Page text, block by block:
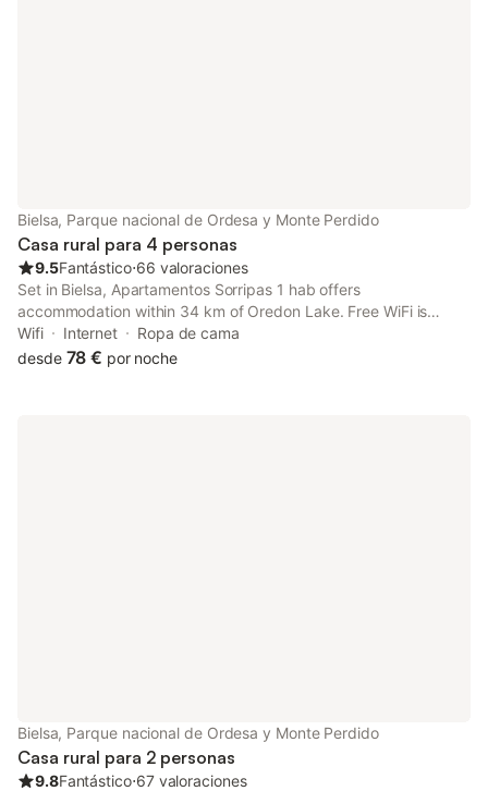
Bielsa, Parque nacional de Ordesa y Monte Perdido
Casa rural para 4 personas
9.5Fantástico⋅66 valoraciones
Set in Bielsa, Apartamentos Sorripas 1 hab offers
accommodation within 34 km of Oredon Lake. Free WiFi is
available throughout the property and Saint-Lary-Soulan is 34
km away.
Wifi Internet
Ropa de cama
desde 78 € por noche
Bielsa, Parque nacional de Ordesa y Monte Perdido
Casa rural para 2 personas
9.8Fantástico⋅67 valoraciones